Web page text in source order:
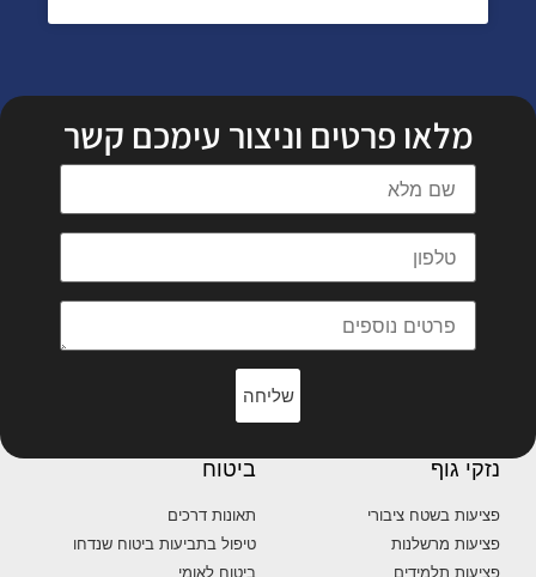
מלאו פרטים וניצור עימכם קשר
שליחה
נזקי גוף
פציעות בשטח ציבורי
פציעות מרשלנות
פציעות תלמידים
ביטוח
תאונות דרכים
טיפול בתביעות ביטוח שנדחו
ביטוח לאומי